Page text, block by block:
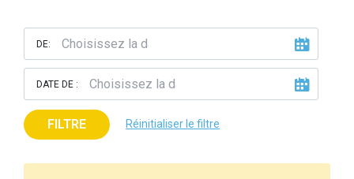
DE:
DATE DE :
FILTRE Réinitialiser le filtre